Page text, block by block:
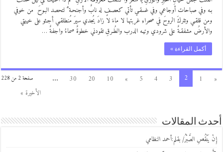
بـه وفي صباحات أوجاعي وفي غسقـي تأتي كعصـفٍ له نابٌ وأجنحـة ٌ لتحصد البـوحَ من خوفي
ومن قلقـي وتتركَ الروحَ في صحراءِ غربتهـا لا ماءَ لا زادَ يُجدي سيرَ مُنطلقـي أجـثو على خيبتي
والأرضُ مشفقـةٌ على شرودي وتيـه الدرب والطُـرقِ تقودني خطوةٌ صماءُ واجفةٌ …
أكمل القراءة »
صفحة 2 من 228 «
1
2
3
4
5
»
10
20
30
...
الأخيرة »
أحدث المقالات
إِنْ يَنْقُصِ الصَّبْرُ/ بقلم:أحمد النظامي